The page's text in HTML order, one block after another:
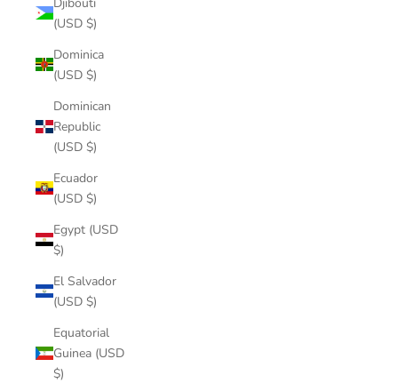
(USD $)
Dominica
(USD $)
Dominican
Republic
(USD $)
Ecuador
(USD $)
Egypt (USD
$)
El Salvador
(USD $)
Equatorial
Guinea (USD
$)